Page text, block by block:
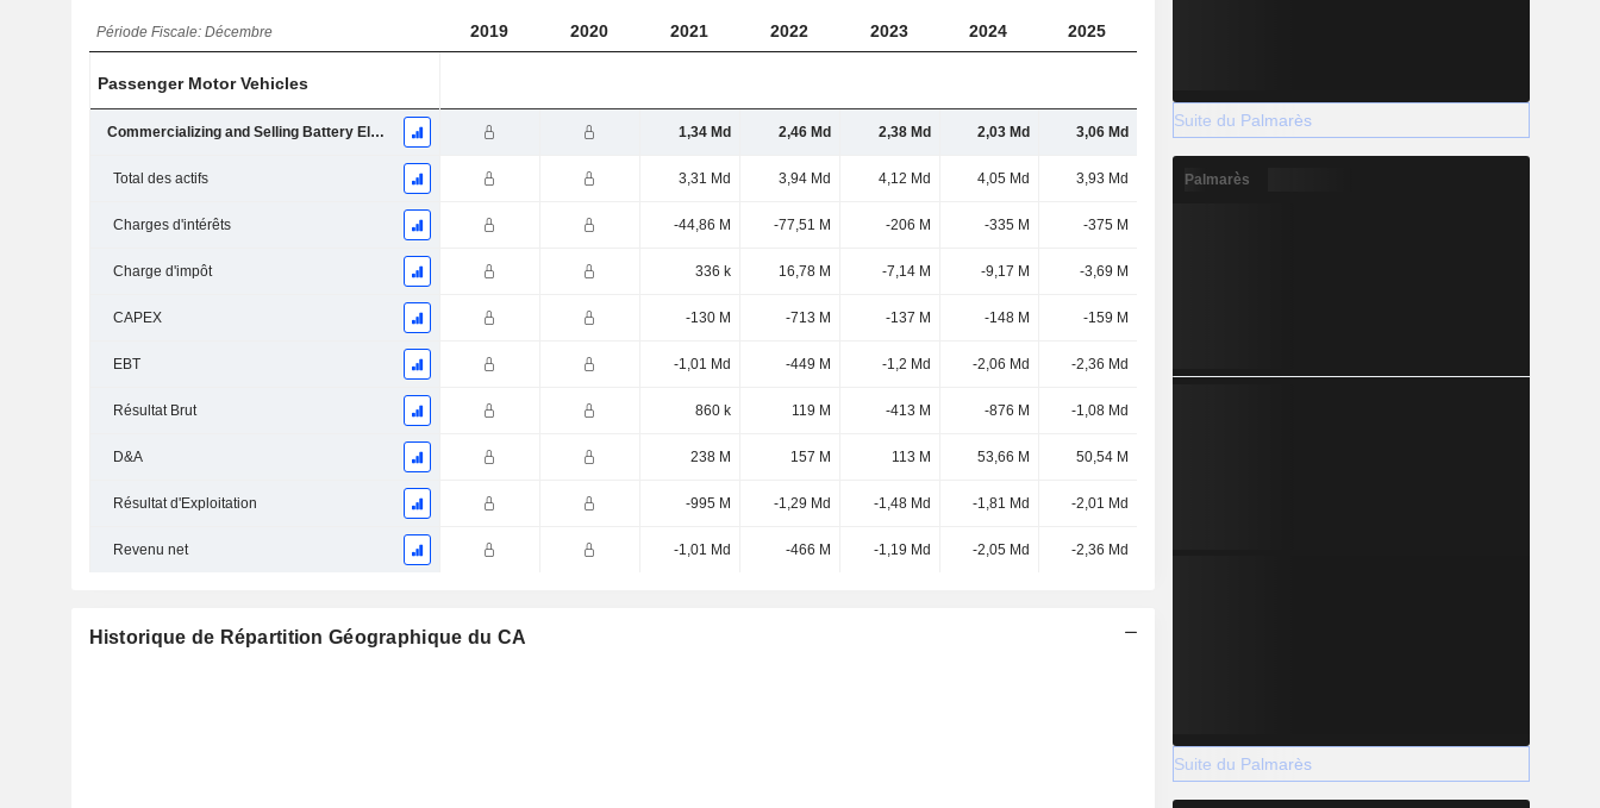
Période Fiscale: Décembre 2019 2020 2021 2022 2023 2024 2025
Passenger Motor Vehicles
Commercializing and Selling Battery Electric Vehicles and Related Technologies 1,34 Md 2,46 Md 2,38 Md 2,03 Md 3,06 Md
Total des actifs 3,31 Md 3,94 Md 4,12 Md 4,05 Md 3,93 Md
Charges d'intérêts -44,86 M -77,51 M -206 M -335 M -375 M
Charge d'impôt 336 k 16,78 M -7,14 M -9,17 M -3,69 M
CAPEX -130 M -713 M -137 M -148 M -159 M
EBT -1,01 Md -449 M -1,2 Md -2,06 Md -2,36 Md
Résultat Brut 860 k 119 M -413 M -876 M -1,08 Md
D&A 238 M 157 M 113 M 53,66 M 50,54 M
Résultat d'Exploitation -995 M -1,29 Md -1,48 Md -1,81 Md -2,01 Md
Revenu net -1,01 Md -466 M -1,19 Md -2,05 Md -2,36 Md
Historique de Répartition Géographique du CA
Suite du Palmarès
Palmarès
Suite du Palmarès